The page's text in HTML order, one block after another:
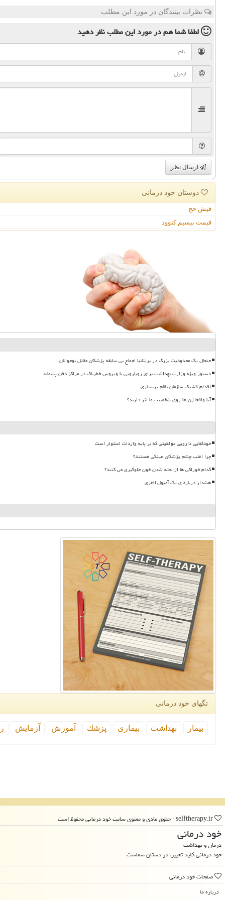
نظرات بینندگان در مورد این مطلب
لطفا شما همدر مورد این مطلبنظر دهید
ارسال نظر
دوستان خود درمانی
فیش حج
قیمت بیسیم کنوود
جنجال یک محدودیت بزرگ در بریتانیا اجماع بی سابقه پزشکان مقابل نوجوانان
دستور ویژه وزارت بهداشت برای رویارویی با ویروس خطرناک در مراکز دفن پسماند
اقدام قشنگ سازمان نظام پرستاری
آیا واقعا ژن ها روی شخصیت ما اثر دارند؟
خودکفایی دارویی موفقیتی که بر پایه واردات استوار است
چرا اغلب چشم پزشکان عینکی هستند؟
کدام خوراکی ها از لخته شدن خون جلوگیری می کنند؟
هشدار درباره ی یک آمپول لاغری
تگهای خود درمانی
بیمار بهداشت بیماری پزشك آموزش آزمایش
خود درمانی
درمان و بهداشت
خود درمانی کلید تغییر، در دستان شماست
صفحات خود درمانی
درباره ما